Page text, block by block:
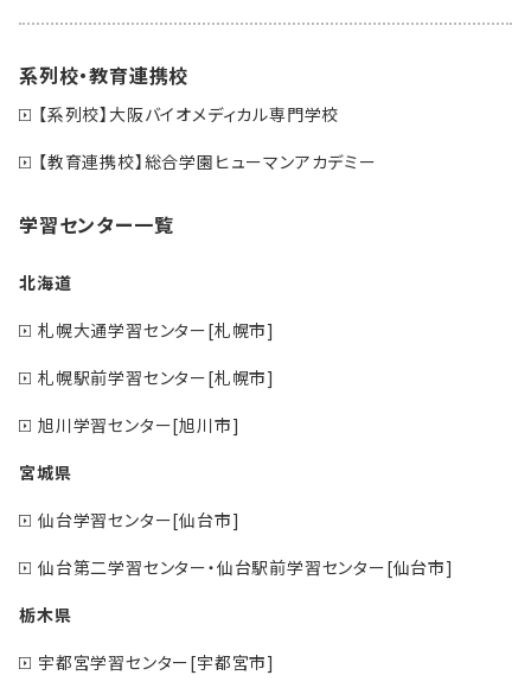
系列校・教育連携校
【系列校】大阪バイオメディカル専門学校
【教育連携校】総合学園ヒューマンアカデミー
学習センター一覧
北海道
札幌大通学習センター[札幌市]
札幌駅前学習センター[札幌市]
旭川学習センター[旭川市]
宮城県
仙台学習センター[仙台市]
仙台第二学習センター・仙台駅前学習センター[仙台市]
栃木県
宇都宮学習センター[宇都宮市]